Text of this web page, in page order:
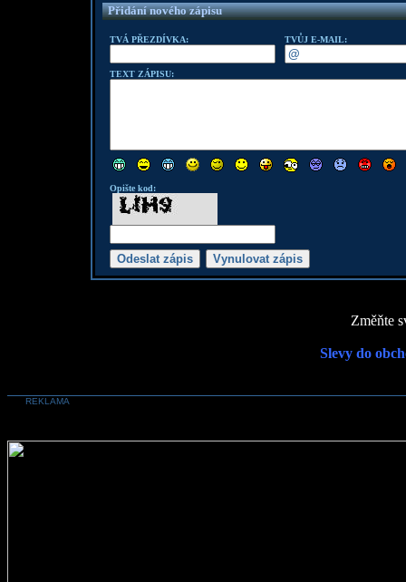
Přidání nového zápisu
TVÁ PŘEZDÍVKA: TVŮJ E-MAIL:
TEXT ZÁPISU:
Opište kod:
Změňte
Slevy do
REKLAMA